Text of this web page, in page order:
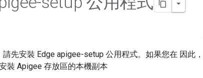
先安裝 Edge apigee-setup 公用程式。如果您在 因此
裝 Apigee 存放區的本機副本